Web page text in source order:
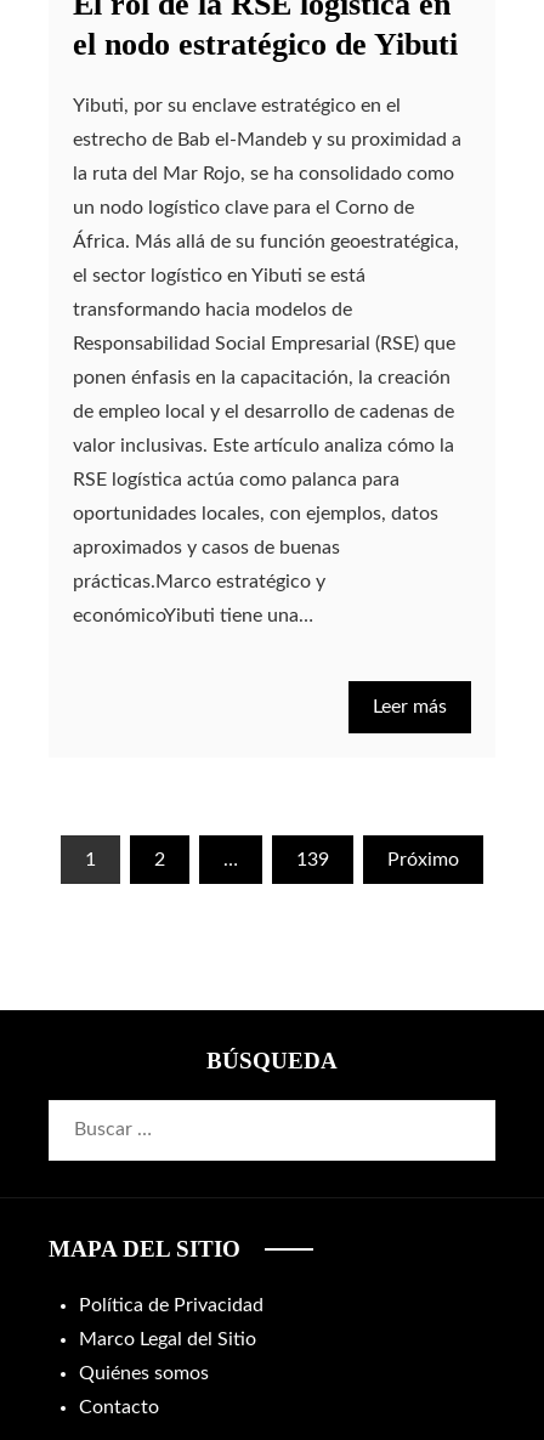
el nodo estratégico de Yibuti
Yibuti, por su enclave estratégico en el
estrecho de Bab el-Mandeb y su proximidad a
la ruta del Mar Rojo, se ha consolidado como
un nodo logístico clave para el Corno de
África. Más allá de su función geoestratégica,
el sector logístico en Yibuti se está
transformando hacia modelos de
Responsabilidad Social Empresarial (RSE) que
ponen énfasis en la capacitación, la creación
de empleo local y el desarrollo de cadenas de
valor inclusivas. Este artículo analiza cómo la
RSE logística actúa como palanca para
oportunidades locales, con ejemplos, datos
aproximados y casos de buenas
prácticas.Marco estratégico y
económicoYibuti tiene una…
Leer más
Paginación
1 2 … 139 Próximo
BÚSQUEDA
MAPA DEL SITIO
Política de Privacidad
Marco Legal del Sitio
Quiénes somos
Contacto